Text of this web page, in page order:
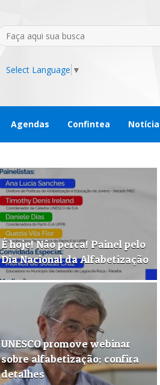
Select Language ▼
Agendas Confintea
É hoje! Nâo perca! Painel pelo
Dia Nacional da Alfabetização
UNESCO promove webinar
sobre alfabetização; confira
detalhes